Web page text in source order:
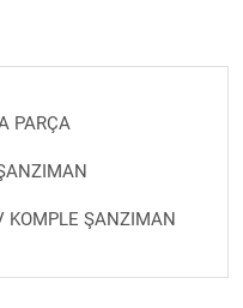
PARÇA
KOMPLE ŞANZIMAN